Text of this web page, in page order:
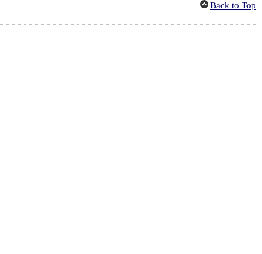
Back to Top